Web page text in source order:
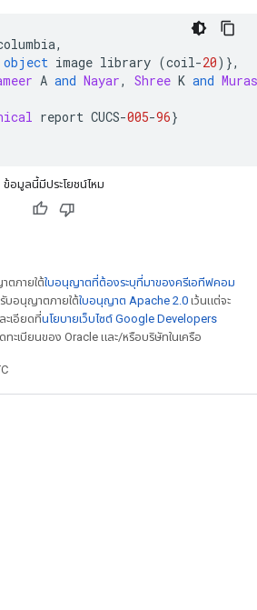
,
object image library (coil-20)},
A and Nayar, Shree K and
report CUCS-005-96}
ข้อมูลนี้มีประโยชน์ไหม
ตภายใต้ใบอนุญาตที่ต้องระบุที่มาของครีเอทีฟคอม
บอนุญาตภายใต้ใบอนุญาต Apache 2.0 เว้นแต่จะ
ะเอียดที่นโยบายเว็บไซต์ Google Developers
ทะเบียนของ Oracle และ/หรือบริษัทในเครือ